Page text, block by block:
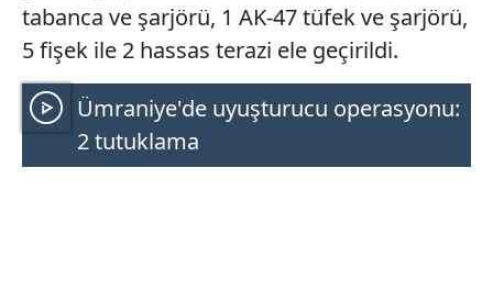
tabanca ve şarjörü, 1 AK-47 tüfek ve şarjörü,
5 fişek ile 2 hassas terazi ele geçirildi.
Ümraniye'de uyuşturucu operasyonu:
2 tutuklama